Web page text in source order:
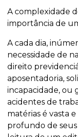
A complexidade
importância de
A cada dia,
necessidade de
direito
aposentadoria,
incapacidade, ou
acidentes de
matérias é vasta
profundo de seus